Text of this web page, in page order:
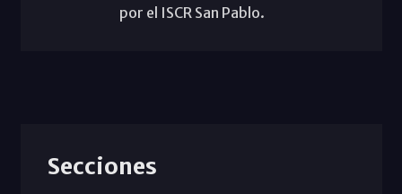
por el ISCR San Pablo.
Secciones